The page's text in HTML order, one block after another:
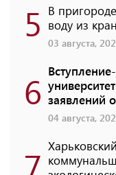
5 В
воду из
03 августа,
6 заявлений
04 августа,
7